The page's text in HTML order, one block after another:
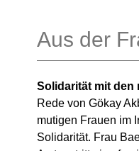
Aus der
Solidarität mit den
Rede von Gökay
mutigen Frauen im
Solidarität. Frau